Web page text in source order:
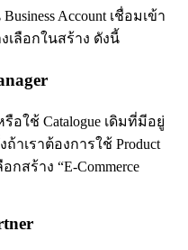
Account เชื่อมเข้า
เลือกในสร้าง ดังนี้
อใช้ Catalogue เดิมที่มีอยู่
ถ้าเราต้องการใช้ Product
กสร้าง “E-Commerce